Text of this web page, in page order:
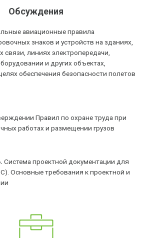
Обсуждения
авиационные правила
знаков и устройств на зданиях,
связи, линиях электропередачи,
и других объектах,
обеспечения безопасности полетов
Правил по охране труда при
работах и размещении грузов
Система проектной документации для
Основные требования к проектной и